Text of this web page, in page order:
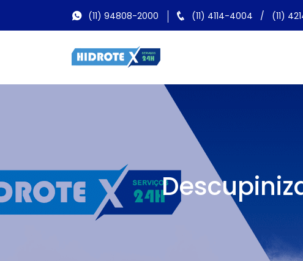
(11) 94808-2000 (11) 4114-4004 / (11)